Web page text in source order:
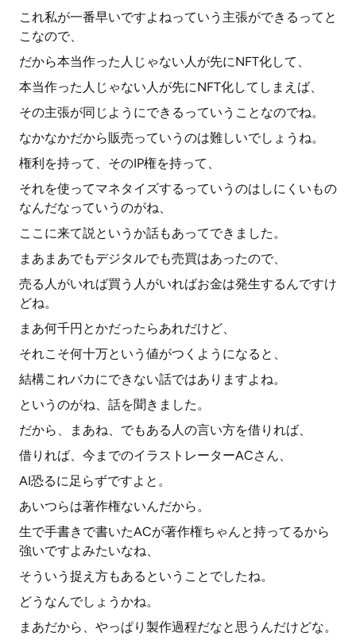
これ私が一番早いですよねっていう主張ができるってと
こなので、
だから本当作った人じゃない人が先にNFT化して、
本当作った人じゃない人が先にNFT化してしまえば、
その主張が同じようにできるっていうことなのでね。
なかなかだから販売っていうのは難しいでしょうね。
権利を持って、そのIP権を持って、
それを使ってマネタイズするっていうのはしにくいもの
なんだなっていうのがね、
ここに来て説というか話もあってできました。
まあまあでもデジタルでも売買はあったので、
売る人がいれば買う人がいればお金は発生するんですけ
どね。
まあ何千円とかだったらあれだけど、
それこそ何十万という値がつくようになると、
結構これバカにできない話ではありますよね。
というのがね、話を聞きました。
だから、まあね、でもある人の言い方を借りれば、
借りれば、今までのイラストレーターACさん、
AI恐るに足らずですよと。
あいつらは著作権ないんだから。
生で手書きで書いたACが著作権ちゃんと持ってるから
強いですよみたいなね、
そういう捉え方もあるということでしたね。
どうなんでしょうかね。
まあだから、やっぱり製作過程だなと思うんだけどな。